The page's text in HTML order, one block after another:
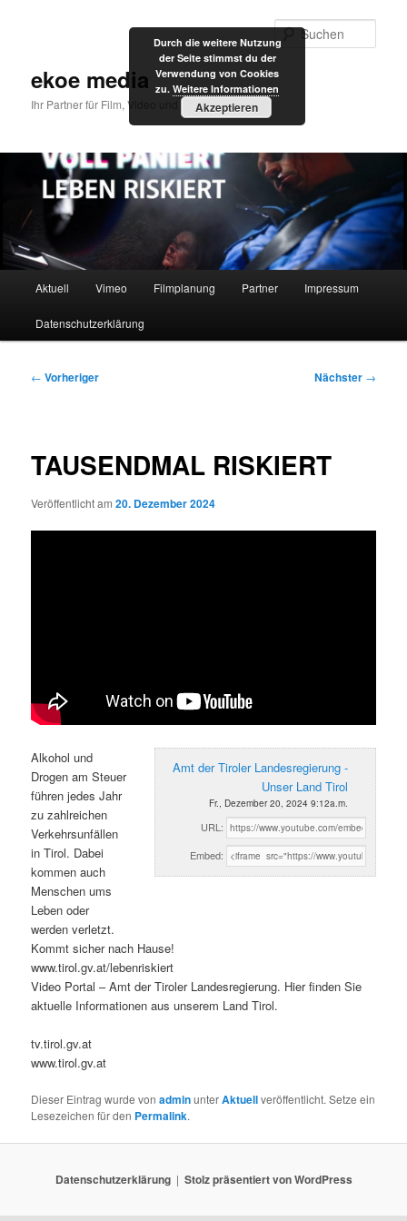
ekoe media
Ihr Partner für Film, Video und Internet
Aktuell Vimeo Filmplanung Partner Impressum
Datenschutzerklärung
Beitragsnavigation
← Vorheriger Nächster →
TAUSENDMAL RISKIERT
Veröffentlicht am20. Dezember 2024
Amt der Tiroler Landesregierung -
Unser Land Tirol
Fr., Dezember 20, 2024 9:12a.m.
URL:
Embed:
Alkohol und
Drogen am Steuer
führen jedes Jahr
zu zahlreichen
Verkehrsunfällen
in Tirol. Dabei
kommen auch
Menschen ums
Leben oder
werden verletzt.
Kommt sicher nach Hause!
www.tirol.gv.at/lebenriskiert
Video Portal – Amt der Tiroler Landesregierung. Hier finden Sie
aktuelle Informationen aus unserem Land Tirol.
tv.tirol.gv.at
www.tirol.gv.at
Dieser Eintrag wurde vonadminunterAktuellveröffentlicht. Setze ein
Lesezeichen für den Permalink.
Datenschutzerklärung Stolz präsentiert von WordPress
Durch die weitere Nutzung
der Seite stimmst du der
Verwendung von Cookies
zu. Weitere Informationen
Akzeptieren